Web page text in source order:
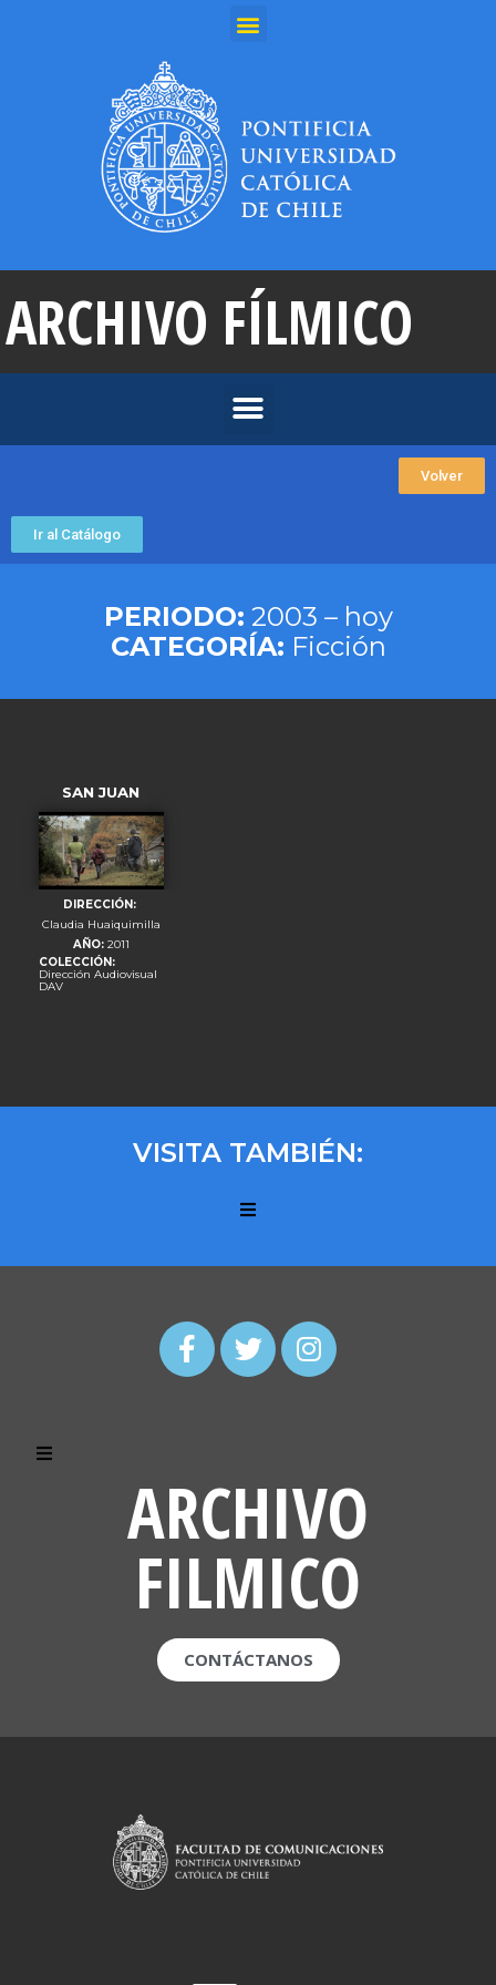
ARCHIVO FÍLMICO
Volver
Ir al Catálogo
PERIODO: 2003 – hoy
CATEGORÍA: Ficción
SAN JUAN
DIRECCIÓN:
Claudia Huaiquimilla
AÑO: 2011
COLECCIÓN:
Dirección Audiovisual
DAV
VISITA TAMBIÉN:
ARCHIVO
FILMICO
CONTÁCTANOS